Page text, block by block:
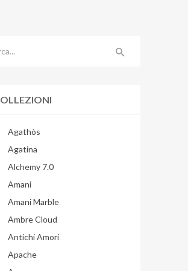
Agathòs
Agatina
Alchemy 7.0
Amani
Amani Marble
Ambre Cloud
Antichi Amori
Apache